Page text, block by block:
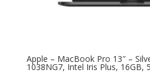
Apple – MacBook Pro 13″ –
1038NG7, Intel Iris Plus, 16GB,